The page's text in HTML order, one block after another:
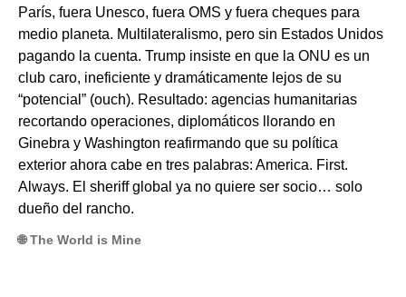
París, fuera Unesco, fuera OMS y fuera cheques para
medio planeta. Multilateralismo, pero sin Estados Unidos
pagando la cuenta. Trump insiste en que la ONU es un
club caro, ineficiente y dramáticamente lejos de su
“potencial” (ouch). Resultado: agencias humanitarias
recortando operaciones, diplomáticos llorando en
Ginebra y Washington reafirmando que su política
exterior ahora cabe en tres palabras: America. First.
Always. El sheriff global ya no quiere ser socio… solo
dueño del rancho.
🌐 The World is Mine